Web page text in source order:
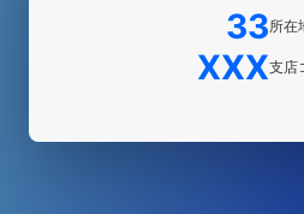
33所在
XXX支店